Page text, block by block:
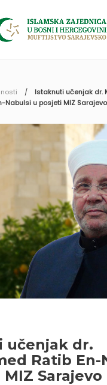
Istaknuti učenjak dr.
Nabulsi u posjeti MIZ Sarajevo
učenjak dr.
Ratib En-
Sarajevo